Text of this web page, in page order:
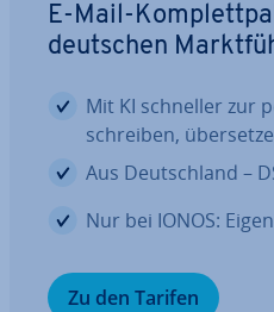
E-Mail-
deutschen
Mit KI schneller zur
schreiben,
Aus Deutsch­land –
Nur bei IONOS:
Zu den Tarifen